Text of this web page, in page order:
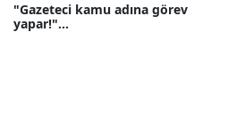
"Gazeteci kamu adına görev
yapar!"...